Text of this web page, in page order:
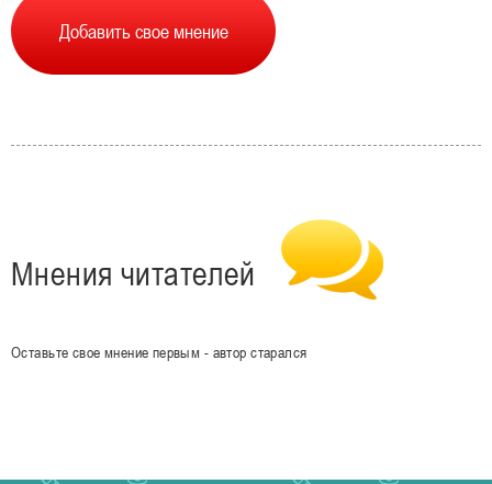
Мнения читателей
Оставьте свое мнение первым - автор старался